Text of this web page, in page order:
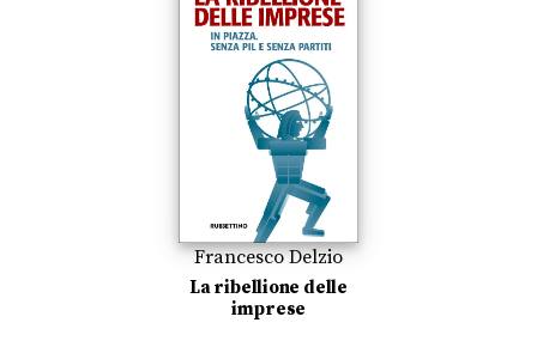
Francesco Delzio
La ribellione delle
imprese